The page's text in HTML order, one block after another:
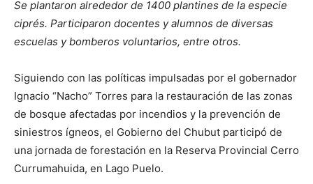
Se plantaron alrededor de 1400 plantines de la especie
ciprés. Participaron docentes y alumnos de diversas
escuelas y bomberos voluntarios, entre otros.
Siguiendo con las políticas impulsadas por el gobernador
Ignacio “Nacho” Torres para la restauración de las zonas
de bosque afectadas por incendios y la prevención de
siniestros ígneos, el Gobierno del Chubut participó de
una jornada de forestación en la Reserva Provincial Cerro
Currumahuida, en Lago Puelo.